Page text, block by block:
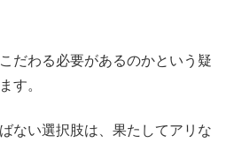
だわる必要があるのかという疑
す。
ない選択肢は、果たしてアリな